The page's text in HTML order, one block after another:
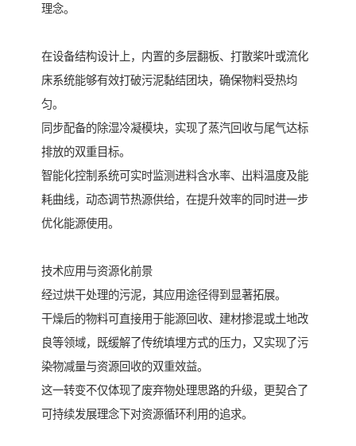
理念。
在设备结构设计上，内置的多层翻板、打散桨叶或流化
床系统能够有效打破污泥黏结团块，确保物料受热均
匀。
同步配备的除湿冷凝模块，实现了蒸汽回收与尾气达标
排放的双重目标。
智能化控制系统可实时监测进料含水率、出料温度及能
耗曲线，动态调节热源供给，在提升效率的同时进一步
优化能源使用。
技术应用与资源化前景
经过烘干处理的污泥，其应用途径得到显著拓展。
干燥后的物料可直接用于能源回收、建材掺混或土地改
良等领域，既缓解了传统填埋方式的压力，又实现了污
染物减量与资源回收的双重效益。
这一转变不仅体现了废弃物处理思路的升级，更契合了
可持续发展理念下对资源循环利用的追求。